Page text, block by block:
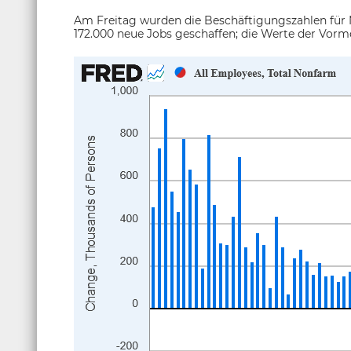
Am Freitag wurden die Beschäftigungszahlen
172.000 neue Jobs geschaffen; die Werte der